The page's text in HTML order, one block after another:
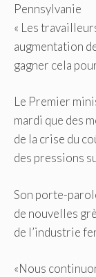
Pennsylvanie
« Les
augmentation
gagner cela
Le Premier
mardi que des
de la crise du
des pressions
Son porte-
de nouvelles
de l’industrie
«Nous